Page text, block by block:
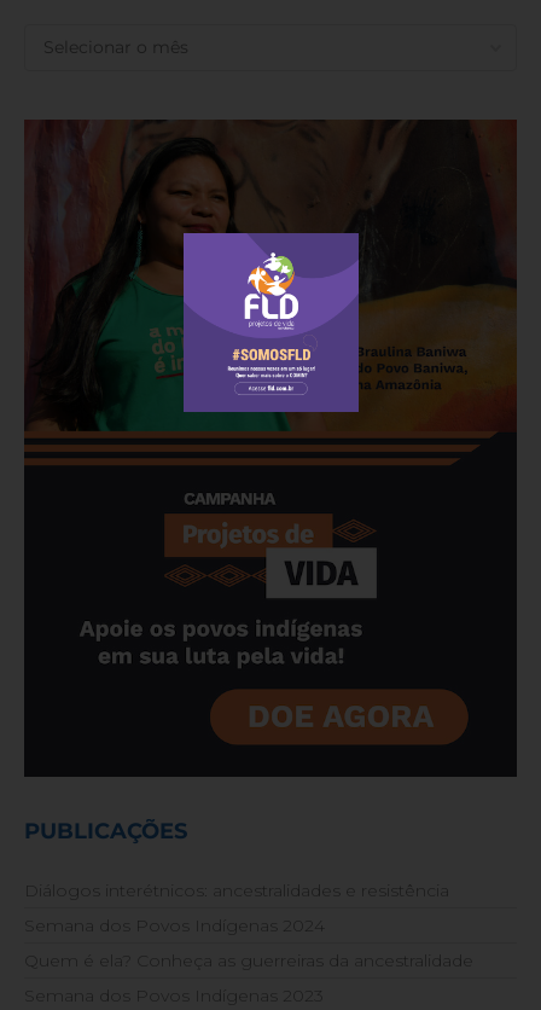
PUBLICAÇÕES
Diálogos interétnicos: ancestralidades e resistência
Semana dos Povos Indígenas 2024
Quem é ela? Conheça as guerreiras da ancestralidade
Semana dos Povos Indígenas 2023